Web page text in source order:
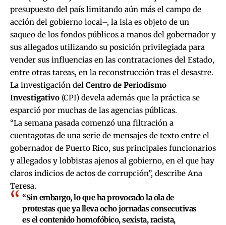
presupuesto del país limitando aún más el campo de
acción del gobierno local–, la isla es objeto de un
saqueo de los fondos públicos a manos del gobernador y
sus allegados utilizando su posición privilegiada para
vender sus influencias en las contrataciones del Estado,
entre otras tareas, en la reconstrucción tras el desastre.
La investigación del Centro de Periodismo
Investigativo (CPI) devela además que la práctica se
esparció por muchas de las agencias públicas.
“La semana pasada comenzó una filtración a
cuentagotas de una serie de mensajes de texto entre el
gobernador de Puerto Rico, sus principales funcionarios
y allegados y lobbistas ajenos al gobierno, en el que hay
claros indicios de actos de corrupción”, describe Ana
Teresa.
“Sin embargo, lo que ha provocado la ola de
protestas que ya lleva ocho jornadas consecutivas
es el contenido homofóbico, sexista, racista,